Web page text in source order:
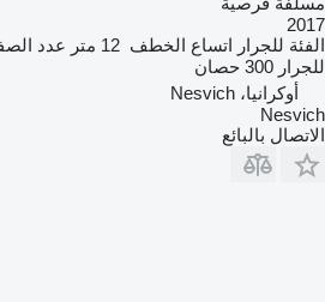
2017
الفئة للجرار اتساع الخطف 12 متر عدد
للجرار 300 حصان
أوكرانيا، Nesvich
Nesvich
الاتصال بالبائع